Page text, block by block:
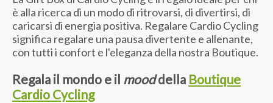
è alla ricerca di un modo di ritrovarsi, di divertirsi, di
caricarsi di energia positiva. Regalare Cardio Cycling
significa regalare una pausa divertente e allenante,
con tutti i confort e l'eleganza della nostra Boutique.
Regala il mondo e il mooddella Boutique
Cardio Cycling